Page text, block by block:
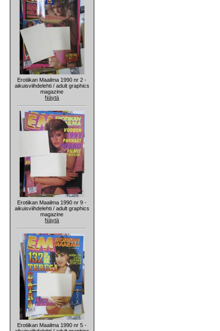
Erotiikan Maailma 1990 nr 2 -
aikuisviihdelehti / adult graphics
magazine
Näytä
Erotiikan Maailma 1990 nr 9 -
aikuisviihdelehti / adult graphics
magazine
Näytä
Erotiikan Maailma 1990 nr 5 -